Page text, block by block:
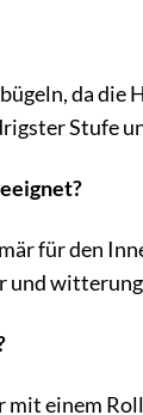
da die
Stufe
für den
und
einem